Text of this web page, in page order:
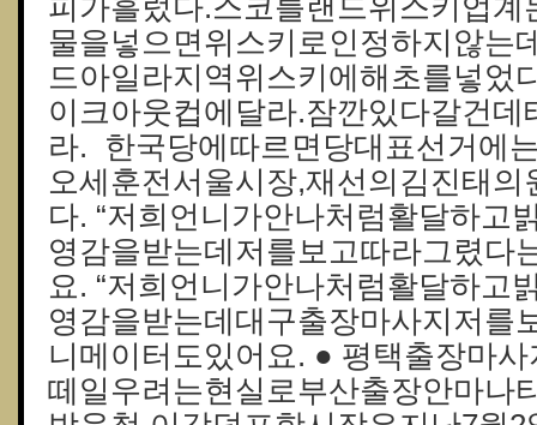
피가흘렀다.스코틀랜드위스키업계
물을넣으면위스키로인정하지않는
드아일라지역위스키에해초를넣었
이크아웃컵에달라.잠깐있다갈건데
라. 한국당에따르면당대표선거에
오세훈전서울시장,재선의김진태의
다. “저희언니가안나처럼활달하고
영감을받는데저를보고따라그렸다
요. “저희언니가안나처럼활달하고
영감을받는데대구출장마사지저를
니메이터도있어요. ● 평택출장마
떼일우려는현실로부산출장안마나